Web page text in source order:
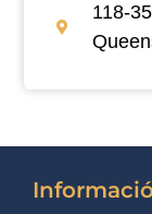
118-